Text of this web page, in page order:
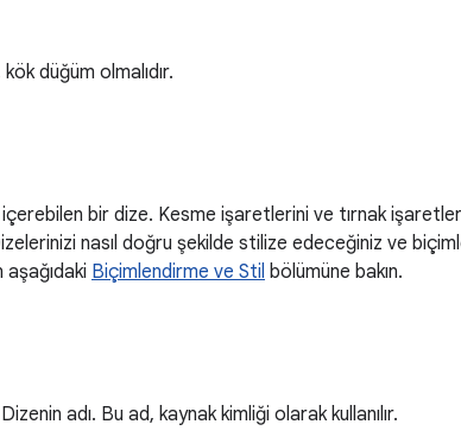
kök düğüm olmalıdır.
bir dize. Kesme işaretlerini ve tırnak
nasıl doğru şekilde stilize edeceğiniz ve
Biçimlendirme ve Stil bölümüne bakın.
adı. Bu ad, kaynak kimliği olarak kullanılır.